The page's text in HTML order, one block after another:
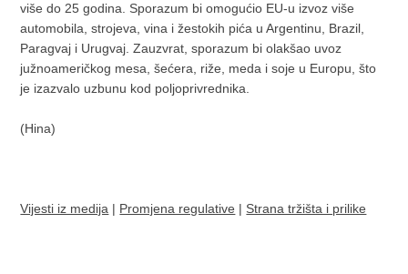
više do 25 godina. Sporazum bi omogućio EU-u izvoz više
automobila, strojeva, vina i žestokih pića u Argentinu, Brazil,
Paragvaj i Urugvaj. Zauzvrat, sporazum bi olakšao uvoz
južnoameričkog mesa, šećera, riže, meda i soje u Europu, što
je izazvalo uzbunu kod poljoprivrednika.
(Hina)
Vijesti iz medija | Promjena regulative | Strana tržišta i prilike